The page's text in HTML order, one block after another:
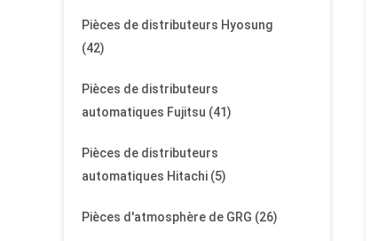
Pièces de distributeurs Hyosung
(42)
Pièces de distributeurs
automatiques Fujitsu (41)
Pièces de distributeurs
automatiques Hitachi (5)
Pièces d'atmosphère de GRG (26)